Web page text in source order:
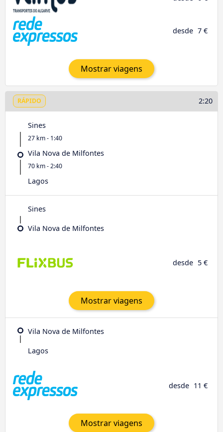
desde 7 €
Mostrar viagens
RÁPIDO 2:20
Sines
27 km - 1:40
Vila Nova de Milfontes
70 km - 2:40
Lagos
Sines
Vila Nova de Milfontes
desde 5 €
Mostrar viagens
Vila Nova de Milfontes
Lagos
desde 11 €
Mostrar viagens